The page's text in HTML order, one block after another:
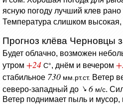
ясную погоду лучший клев
Температура слишком
Прогноз клёва Черновцы
Будет облачно, возможен
утром +24 C°, днём и вечером
стабильное 730 мм.рт.ст. Ветер
северо-западный до
6 м/с.
Ветер поднимает пыль и